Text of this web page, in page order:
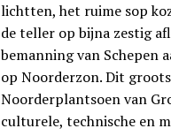
lichtten, het ruime sop
de teller op bijna zestig
bemanning van Schepen
op Noorderzon. Dit
Noorderplantsoen van
culturele, technische en